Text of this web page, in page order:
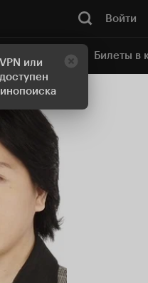
или
Войти
кинотеатр Билеты в